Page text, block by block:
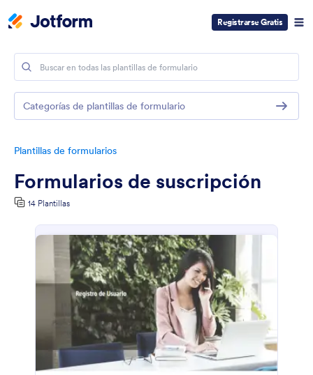
Registrarse Gratis
Plantillas de formularios
Formularios de suscripción
14 Plantillas
Categorías de plantillas de formulario